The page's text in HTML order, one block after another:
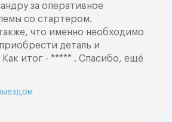
за оперативное
со стартером.
что именно необходимо
деталь и
Как итог - ***** . Спасибо, ещё